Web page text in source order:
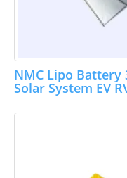
NMC Lipo Battery
Solar System EV